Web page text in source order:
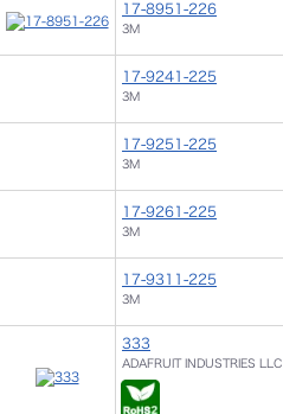
17-8951-226
3M
17-9241-225
3M
17-9251-225
3M
17-9261-225
3M
17-9311-225
3M
333
ADAFRUIT INDUSTRIES LLC